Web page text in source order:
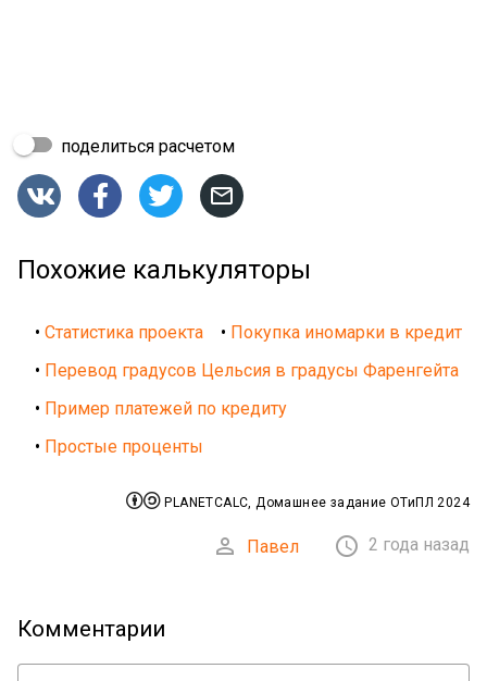
поделиться расчетом
   
Похожие калькуляторы
• Статистика проекта • Покупка иномарки в кредит
• Перевод градусов Цельсия в градусы Фаренгейта
• Пример платежей по кредиту
• Простые проценты
 PLANETCALC, Домашнее задание ОТиПЛ 2024
 Павел  2 года назад
Комментарии